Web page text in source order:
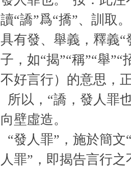
讀“譑”爲“撟”、訓取
具有發、舉義，釋義
子，如“揭”“稱”“舉
不好言行）的意思，
所以，“譑，發人罪
向壁虛造。
“發人罪”，施於簡
人罪”，即揭告言行